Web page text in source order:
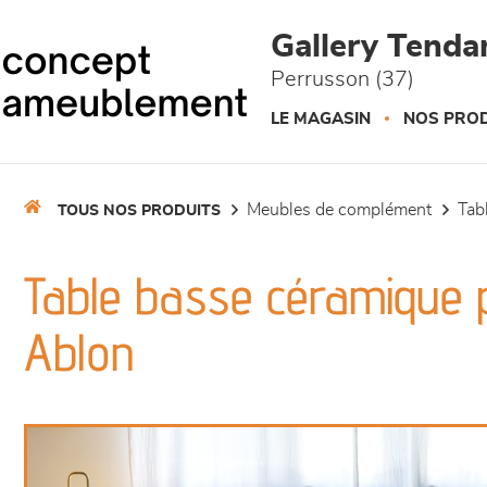
Gallery
Perrusson (37)
LE MAGASIN NOS
TOUS NOS PRODUITS meubles de complément
Table basse
Ablon